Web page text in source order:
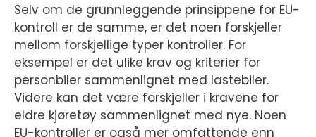
Selv om de grunnleggende prinsippene for EU-
kontroll er de samme, er det noen forskjeller
mellom forskjellige typer kontroller. For
eksempel er det ulike krav og kriterier for
personbiler sammenlignet med lastebiler.
Videre kan det være forskjeller i kravene for
eldre kjøretøy sammenlignet med nye. Noen
EU-kontroller er også mer omfattende enn